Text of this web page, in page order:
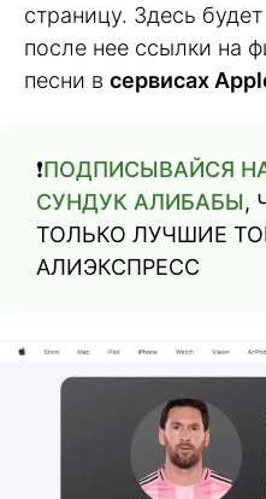
страницу. Здесь
после нее ссылки на
песни в сервисах
❗️ПОДПИСЫВАЙСЯ
СУНДУК АЛИБАБЫ,
ТОЛЬКО ЛУЧШИЕ
АЛИЭКСПРЕСС